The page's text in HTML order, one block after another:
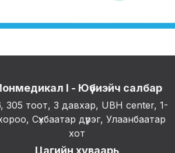
I - Юүбиэйч салбар
305 тоот, 3 давхар, UBH center, 1-
Сүхбаатар дүүрэг, Улаанбаатар
хот